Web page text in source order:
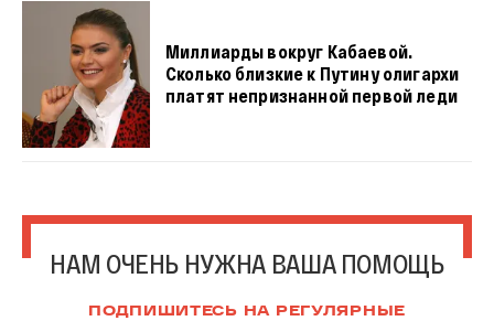
Миллиарды вокруг Кабаевой.
Сколько близкие к Путину олигархи
платят непризнанной первой леди
НАМ ОЧЕНЬ НУЖНА ВАША ПОМОЩЬ
ПОДПИШИТЕСЬ НА РЕГУЛЯРНЫЕ